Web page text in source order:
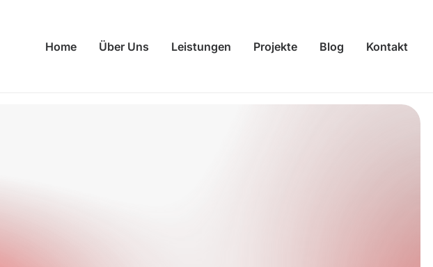
Home Über Uns Leistungen Projekte Blog Kontakt